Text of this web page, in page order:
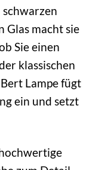
Glas macht sie
Sie einen
klassischen
Lampe fügt
ein und setzt